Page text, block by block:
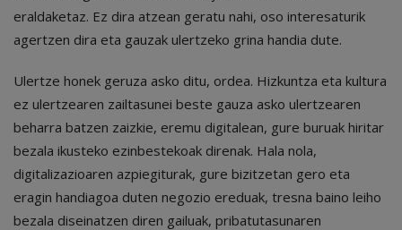
eraldaketaz. Ez dira atzean geratu nahi, oso interesaturik
agertzen dira eta gauzak ulertzeko grina handia dute.
Ulertze honek geruza asko ditu, ordea. Hizkuntza eta kultura
ez ulertzearen zailtasunei beste gauza asko ulertzearen
beharra batzen zaizkie, eremu digitalean, gure buruak hiritar
bezala ikusteko ezinbestekoak direnak. Hala nola,
digitalizazioaren azpiegiturak, gure bizitzetan gero eta
eragin handiagoa duten negozio ereduak, tresna baino leiho
bezala diseinatzen diren gailuak, pribatutasunaren